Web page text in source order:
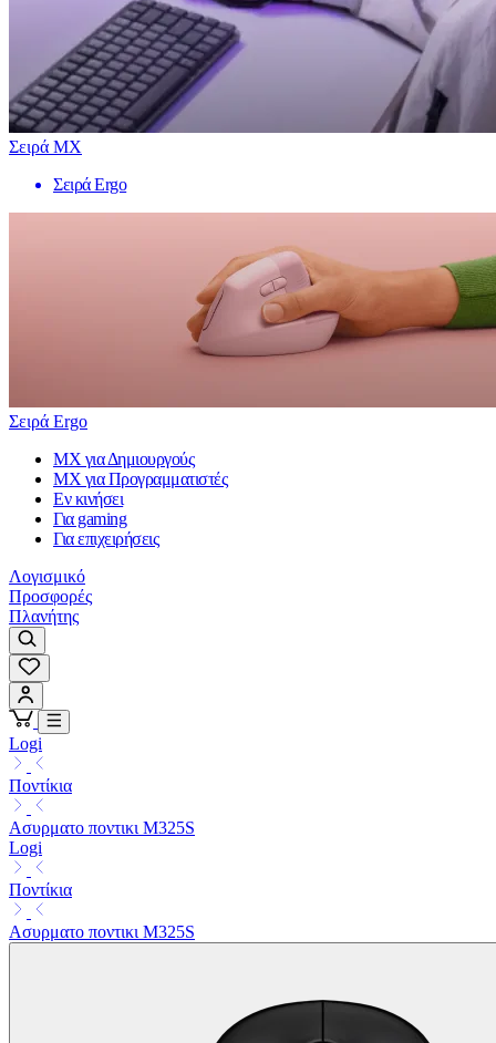
Σειρά MX
Σειρά Ergo
Σειρά Ergo
MX για Δημιουργούς
MX για Προγραμματιστές
Εν κινήσει
Για gaming
Για επιχειρήσεις
Λογισμικό
Προσφορές
Πλανήτης
Logi
Ποντίκια
Ασυρματο ποντικι M325S
Logi
Ποντίκια
Ασυρματο ποντικι M325S